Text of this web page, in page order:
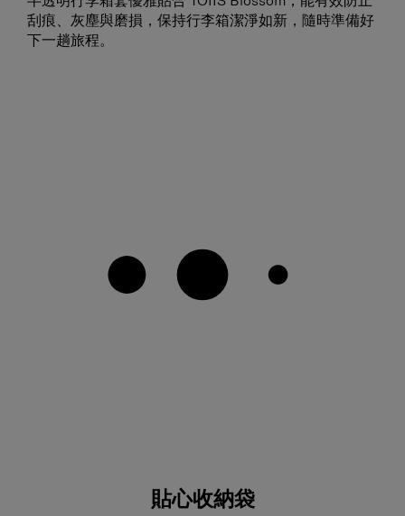
刮痕、灰塵與磨損，保持行李箱潔淨如新，隨時準備好
下一趟旅程。
貼心收納袋